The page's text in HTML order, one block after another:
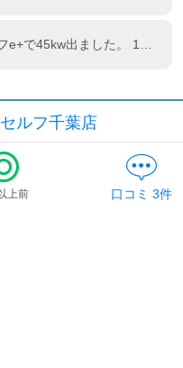
ルフ千葉店
上前 口コミ 3件